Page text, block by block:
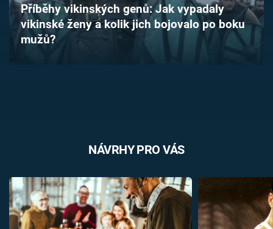
Sledujte prima+
Příběhy vikinských genů: Jak vypadaly
vikinské ženy a kolik jich bojovalo po boku
mužů?
NÁVRHY PRO VÁS